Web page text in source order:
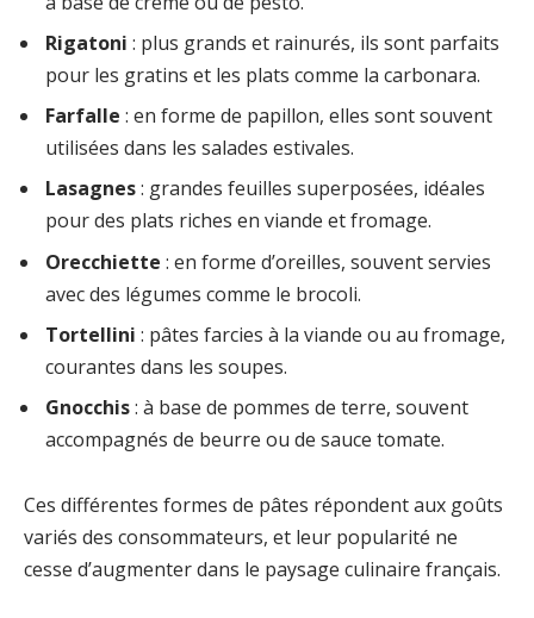
Rigatoni : plus grands et rainurés, ils sont parfaits
pour les gratins et les plats comme la carbonara.
Farfalle : en forme de papillon, elles sont souvent
utilisées dans les salades estivales.
Lasagnes: grandes feuilles superposées, idéales
pour des plats riches en viande et fromage.
Orecchiette : en forme d’oreilles, souvent servies
avec des légumes comme le brocoli.
Tortellini : pâtes farcies à la viande ou au fromage,
courantes dans les soupes.
Gnocchis: à base de pommes de terre, souvent
accompagnés de beurre ou de sauce tomate.
Ces différentes formes de pâtes répondent aux goûts
variés des consommateurs, et leur popularité ne
cesse d’augmenter dans le paysage culinaire français.